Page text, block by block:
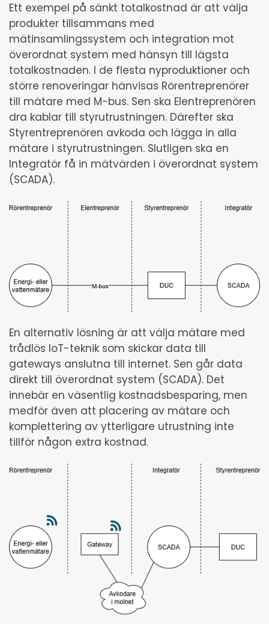
Ett exempel på sänkt totalkostnad är att välja
produkter tillsammans med
mätinsamlingssystem och integration mot
överordnat system med hänsyn till lägsta
totalkostnaden. I de flesta nyproduktioner och
större renoveringar hänvisas Rörentreprenörer
till mätare med M-bus. Sen ska Elentreprenören
dra kablar till styrutrustningen. Därefter ska
Styrentreprenören avkoda och lägga in alla
mätare i styrutrustningen. Slutligen ska en
Integratör få in mätvärden i överordnat system
(SCADA).
En alternativ lösning är att välja mätare med
trådlös IoT-teknik som skickar data till
gateways anslutna till internet. Sen går data
direkt till överordnat system (SCADA). Det
innebär en väsentlig kostnadsbesparing, men
medför även att placering av mätare och
komplettering av ytterligare utrustning inte
tillför någon extra kostnad.